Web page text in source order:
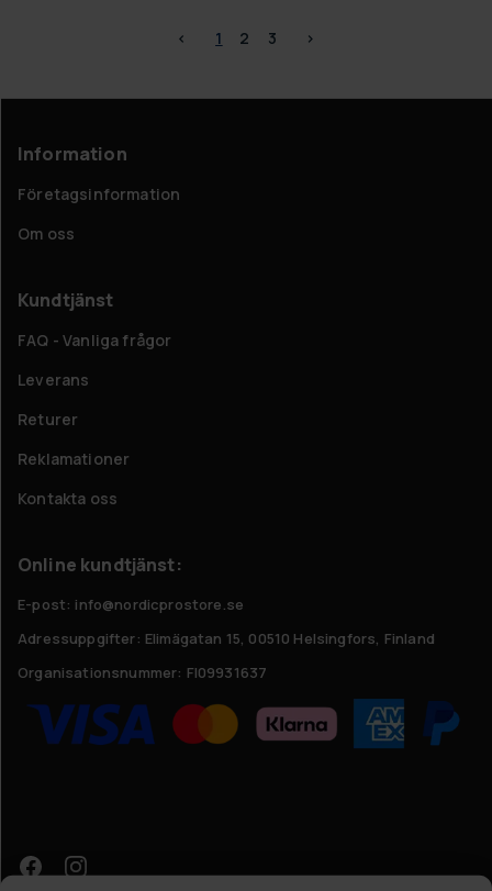
< 1 2 3 >
Information
Företagsinformation
Om oss
Kundtjänst
FAQ - Vanliga frågor
Leverans
Returer
Reklamationer
Kontakta oss
Online kundtjänst:
E-post: info@nordicprostore.se
Adressuppgifter: Elimägatan 15, 00510 Helsingfors, Finland
Organisationsnummer: FI09931637